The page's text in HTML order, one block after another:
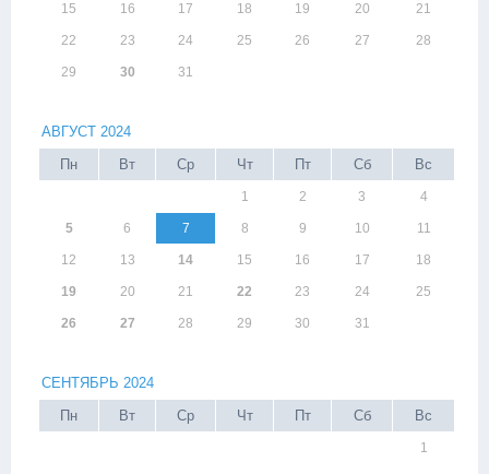
15 16 17 18 19 20 21
22 23 24 25 26 27 28
29 30 31
АВГУСТ 2024
Пн
Вт Ср Чт Пт Сб Вс
1 2 3 4
5 6 7 8 9 10 11
12 13 14 15 16 17 18
19 20 21 22 23 24 25
26 27 28 29 30 31
СЕНТЯБРЬ 2024
Пн
Вт Ср Чт Пт Сб Вс
1